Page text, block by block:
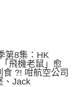
第8集：HK
飛機老鼠」愈
?! 咁航空公司
、Jack